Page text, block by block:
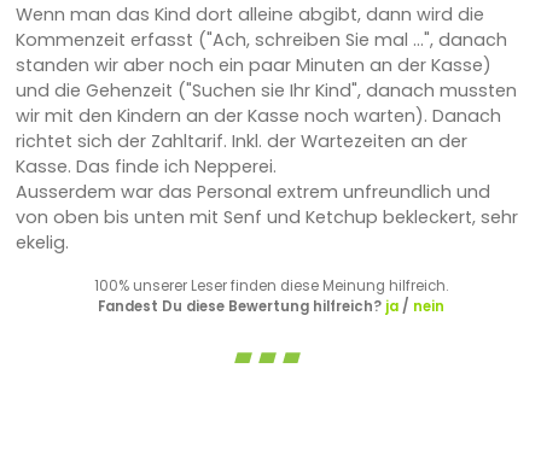
Wenn man das Kind dort alleine abgibt, dann wird die
Kommenzeit erfasst ("Ach, schreiben Sie mal ...", danach
standen wir aber noch ein paar Minuten an der Kasse)
und die Gehenzeit ("Suchen sie Ihr Kind", danach mussten
wir mit den Kindern an der Kasse noch warten). Danach
richtet sich der Zahltarif. Inkl. der Wartezeiten an der
Kasse. Das finde ich Nepperei.
Ausserdem war das Personal extrem unfreundlich und
von oben bis unten mit Senf und Ketchup bekleckert, sehr
ekelig.
100% unserer Leser finden diese Meinung hilfreich.
Fandest Du diese Bewertung hilfreich? ja/ nein